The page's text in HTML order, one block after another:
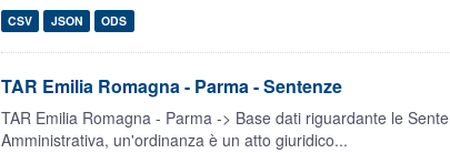
CSV JSON ODS
TAR Emilia Romagna - Parma - Sentenze
TAR Emilia Romagna - Parma -> Base dati riguardante le
Amministrativa, un'ordinanza è un atto giuridico...